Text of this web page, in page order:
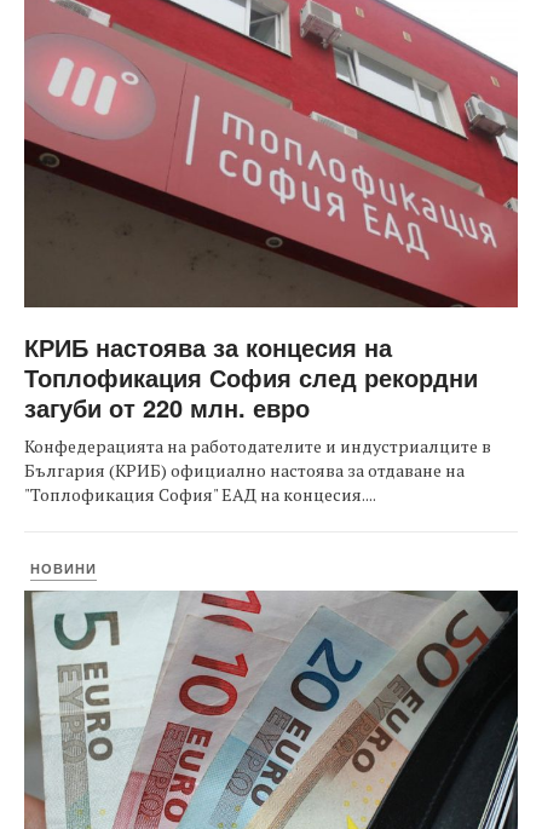
КРИБ настоява за концесия на
Топлофикация София след рекордни
загуби от 220 млн. евро
Конфедерацията на работодателите и индустриалците в
България (КРИБ) официално настоява за отдаване на
"Топлофикация София" ЕАД на концесия....
НОВИНИ